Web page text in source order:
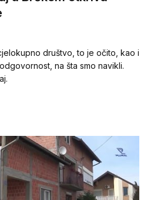
društvo, to je očito, kao i
na šta smo navikli.